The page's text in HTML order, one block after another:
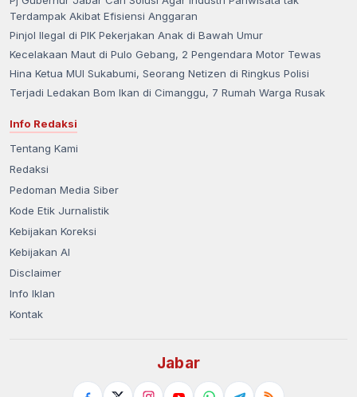
Terdampak Akibat Efisiensi Anggaran
Pinjol Ilegal di PIK Pekerjakan Anak di Bawah Umur
Kecelakaan Maut di Pulo Gebang, 2 Pengendara Motor Tewas
Hina Ketua MUI Sukabumi, Seorang Netizen di Ringkus Polisi
Terjadi Ledakan Bom Ikan di Cimanggu, 7 Rumah Warga Rusak
Info Redaksi
Tentang Kami
Redaksi
Pedoman Media Siber
Kode Etik Jurnalistik
Kebijakan Koreksi
Kebijakan AI
Disclaimer
Info Iklan
Kontak
Jabar